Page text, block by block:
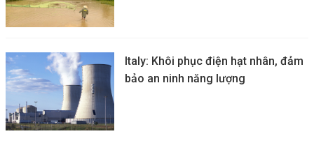
Italy: Khôi phục điện hạt nhân, đảm
bảo an ninh năng lượng